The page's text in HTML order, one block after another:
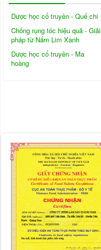
Dược học cổ truyền - Quế chi
Chống rụng tóc hiệu quả - Giải
pháp từ Nấm Lim Xanh
Dược học cổ truyền - Ma
hoàng